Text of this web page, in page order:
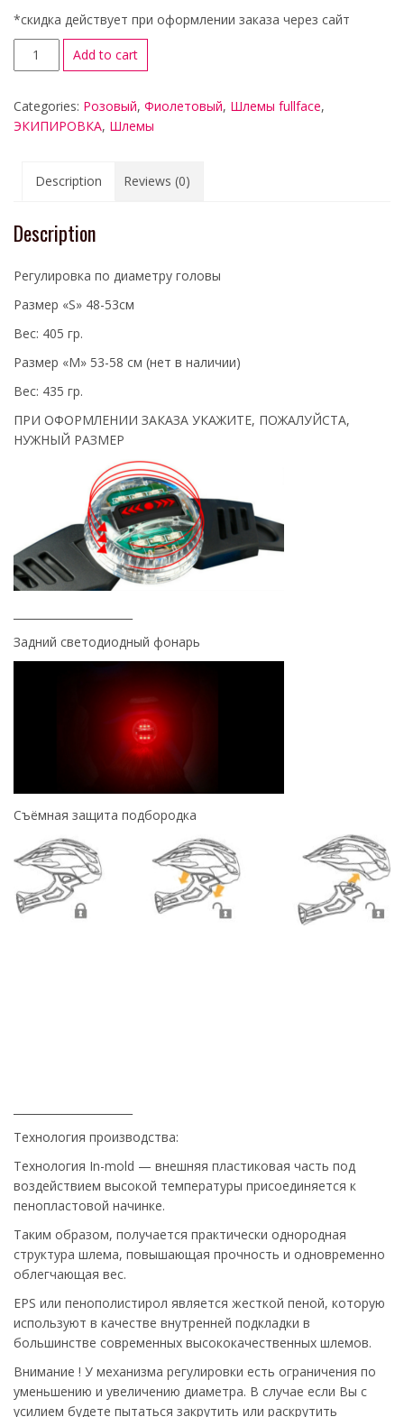
*скидка действует при оформлении заказа через сайт
Add to cart
Categories: Розовый, Фиолетовый, Шлемы fullface,
ЭКИПИРОВКА, Шлемы
Description Reviews (0)
Description
Регулировка по диаметру головы
Размер «S» 48-53см
Вес: 405 гр.
Размер «M» 53-58 см (нет в наличии)
Вес: 435 гр.
ПРИ ОФОРМЛЕНИИ ЗАКАЗА УКАЖИТЕ, ПОЖАЛУЙСТА,
НУЖНЫЙ РАЗМЕР
Задний светодиодный фонарь
Съёмная защита подбородка
Технология производства:
Технология In-mold — внешняя пластиковая часть под
воздействием высокой температуры присоединяется к
пенопластовой начинке.
Таким образом, получается практически однородная
структура шлема, повышающая прочность и одновременно
облегчающая вес.
EPS или пенополистирол является жесткой пеной, которую
используют в качестве внутренней подкладки в
большинстве современных высококачественных шлемов.
Внимание ! У механизма регулировки есть ограничения по
уменьшению и увеличению диаметра. В случае если Вы с
усилием будете пытаться закрутить или раскрутить